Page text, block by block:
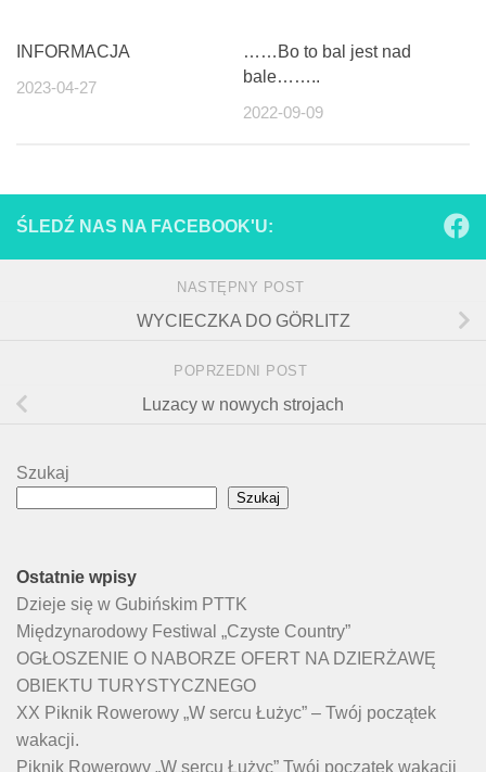
INFORMACJA
2023-04-27
……Bo to bal jest nad
bale……..
2022-09-09
ŚLEDŹ NAS NA FACEBOOK'U:
NASTĘPNY POST
WYCIECZKA DO GÖRLITZ
POPRZEDNI POST
Luzacy w nowych strojach
Szukaj
Szukaj
Ostatnie wpisy
Dzieje się w Gubińskim PTTK
Międzynarodowy Festiwal „Czyste Country”
OGŁOSZENIE O NABORZE OFERT NA DZIERŻAWĘ
OBIEKTU TURYSTYCZNEGO
XX Piknik Rowerowy „W sercu Łużyc” – Twój początek
wakacji.
Piknik Rowerowy „W sercu Łużyc” Twój początek wakacji